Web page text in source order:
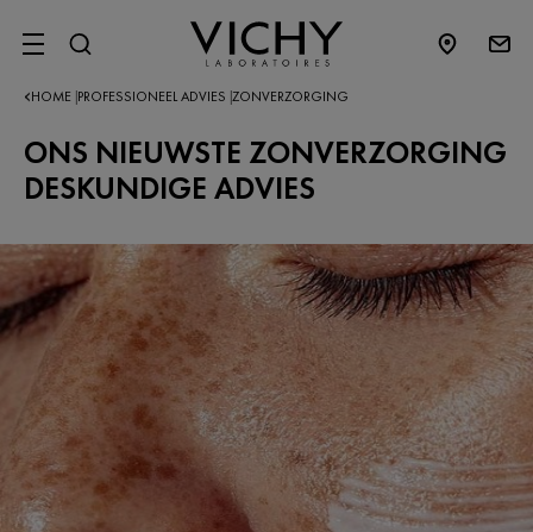
SITE MENU
HOME PROFESSIONEEL ADVIES ZONVERZORGING
ONS NIEUWSTE ZONVERZORGING
DESKUNDIGE ADVIES